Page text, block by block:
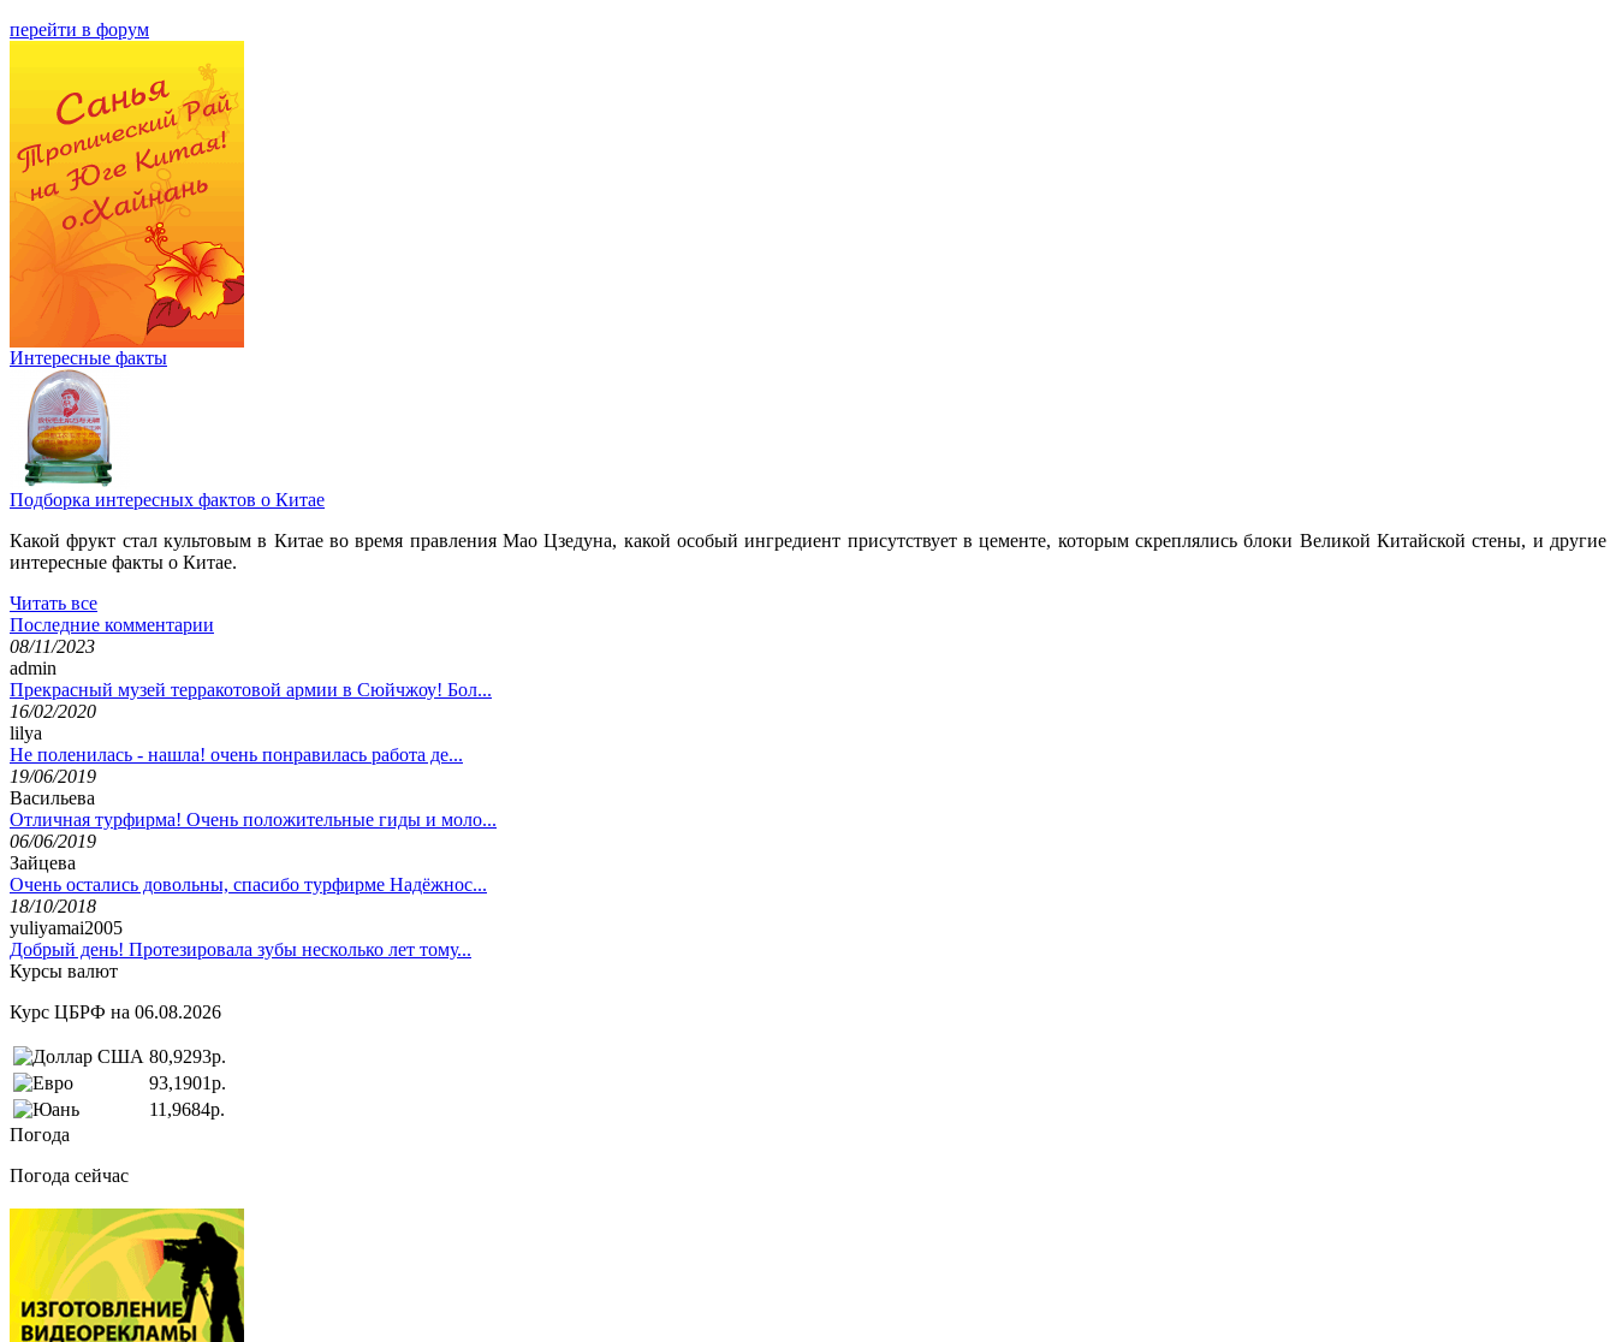
перейти в форум
Интересные факты
Подборка интересных фактов о Китае
Какой фрукт стал культовым в Китае во время правления Мао Цзедуна, какой особый ингредиент присутствует в цементе, которым скреплялись блоки Великой Китайской стены, и другие
интересные факты о Китае.
Читать все
Последние комментарии
08/11/2023
admin
Прекрасный музей терракотовой армии в Сюйчжоу! Бол...
16/02/2020
lilya
Не поленилась - нашла! очень понравилась работа де...
19/06/2019
Васильева
Отличная турфирма! Очень положительные гиды и моло...
06/06/2019
Зайцева
Очень остались довольны, спасибо турфирме Надёжнос...
18/10/2018
yuliyamai2005
Добрый день! Протезировала зубы несколько лет тому...
Курсы валют
Курс ЦБРФ на 06.08.2026
80,9293р.
93,1901р.
11,9684р.
Погода
Погода сейчас